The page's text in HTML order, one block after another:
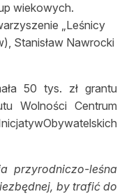
wiekowych.
„Leśnicy
Stanisław Nawrocki
50 tys. zł grantu
Wolności Centrum
przyrodniczo-leśna
by trafić do